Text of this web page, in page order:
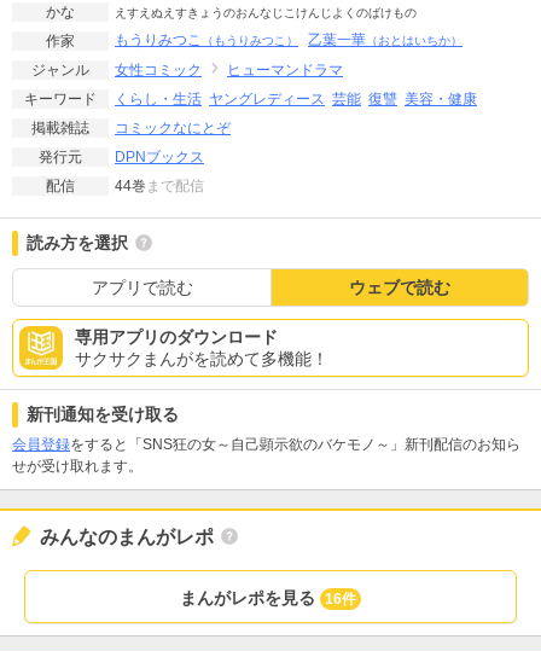
かな
えすえぬえすきょうのおんなじこけんじよくのばけもの
作家 もうりみつこ （もうりみつこ） 乙葉一華 （おとはいちか）
ジャンル 女性コミック
ヒューマンドラマ
キーワード
くらし・生活 ヤングレディース 芸能 復讐 美容・健康
掲載雑誌
コミックなにとぞ
発行元
DPNブックス
配信
44巻 まで配信
読み方を選択
アプリで読む ウェブで読む
専用アプリのダウンロード
サクサクまんがを読めて多機能！
新刊通知を受け取る
会員登録をすると「SNS狂の女～自己顕示欲のバケモノ～」新刊配信のお知ら
せが受け取れます。
みんなのまんがレポ
まんがレポを見る 16件